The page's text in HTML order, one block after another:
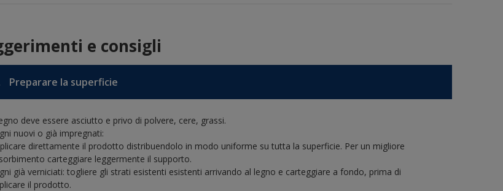
e consigli
Preparare la superficie
deve essere asciutto e privo di polvere, cere, grassi.
nuovi o già impregnati:
direttamente il prodotto distribuendolo in modo uniforme su tutta la superficie. Per un migliore
carteggiare leggermente il supporto.
già verniciati: togliere gli strati esistenti esistenti arrivando al legno e carteggiare a fondo, prima di
il prodotto.